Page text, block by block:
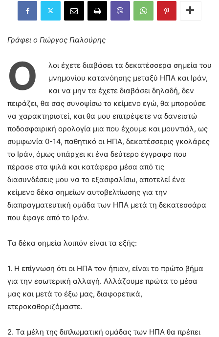
Γράφει ο Γιώργος Γιαλούρης
Ό
λοι έχετε διαβάσει τα δεκατέσσερα σημεία του
μνημονίου κατανόησης μεταξύ ΗΠΑ και Ιράν,
και να μην τα έχετε διαβάσει δηλαδή, δεν
πειράζει, θα σας συνοψίσω το κείμενο εγώ, θα μπορούσε
να χαρακτηριστεί, και θα μου επιτρέψετε να δανειστώ
ποδοσφαιρική ορολογία μια που έχουμε και μουντιάλ, ως
συμφωνία 0-14, παθητικό οι ΗΠΑ, δεκατέσσερις γκολάρες
το Ιράν, όμως υπάρχει κι ένα δεύτερο έγγραφο που
πέρασε στα ψιλά και κατάφερα μέσα από τις
διασυνδέσεις μου να το εξασφαλίσω, αποτελεί ένα
κείμενο δέκα σημείων αυτοβελτίωσης για την
διαπραγματευτική ομάδα των ΗΠΑ μετά τη δεκατεσσάρα
που έφαγε από το Ιράν.
Τα δέκα σημεία λοιπόν είναι τα εξής:
1. Η επίγνωση ότι οι ΗΠΑ τον ήπιαν, είναι το πρώτο βήμα
για την εσωτερική αλλαγή. Αλλάζουμε πρώτα το μέσα
μας και μετά το έξω μας, διαφορετικά,
ετεροκαθοριζόμαστε.
2. Τα μέλη της διπλωματική ομάδας των ΗΠΑ θα πρέπει